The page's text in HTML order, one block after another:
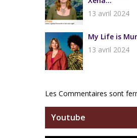
13 avril 2024
My Life is
13 avril 2024
Les Commentaires sont
Youtube